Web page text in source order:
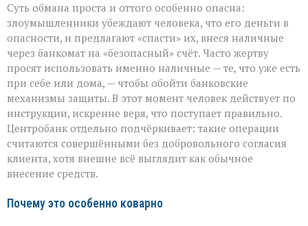
Суть обмана проста и оттого особенно опасна:
злоумышленники убеждают человека, что его деньги в
опасности, и предлагают «спасти» их, внеся наличные
через банкомат на «безопасный» счёт. Часто жертву
просят использовать именно наличные — те, что уже есть
при себе или дома, — чтобы обойти банковские
механизмы защиты. В этот момент человек действует по
инструкции, искренне веря, что поступает правильно.
Центробанк отдельно подчёркивает: такие операции
считаются совершёнными без добровольного согласия
клиента, хотя внешне всё выглядит как обычное
внесение средств.
Почему это особенно коварно